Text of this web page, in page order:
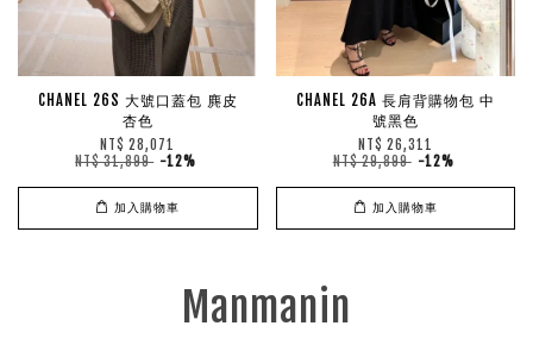
CHANEL 26S 大號口蓋包 麂皮
杏色
NT$ 28,071
NT$ 31,899 -12%
加入購物車
CHANEL 26A 長肩背購物包 中
號黑色
NT$ 26,311
NT$ 29,899 -12%
加入購物車
Manmanin